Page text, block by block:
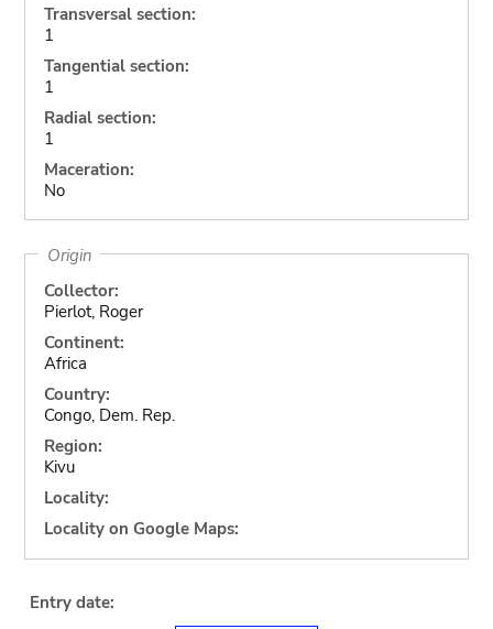
Transversal section:
1
Tangential section:
1
Radial section:
1
Maceration:
No
Origin
Collector:
Pierlot, Roger
Continent:
Africa
Country:
Congo, Dem. Rep.
Region:
Kivu
Locality:
Locality on Google Maps:
Entry date: